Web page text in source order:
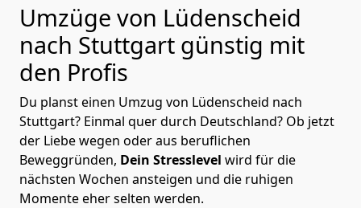
Umzüge von Lüdenscheid
nach Stuttgart günstig mit
den Profis
Du planst einen Umzug von Lüdenscheid nach
Stuttgart? Einmal quer durch Deutschland? Ob jetzt
der Liebe wegen oder aus beruflichen
Beweggründen, Dein Stresslevel wird für die
nächsten Wochen ansteigen und die ruhigen
Momente eher selten werden.